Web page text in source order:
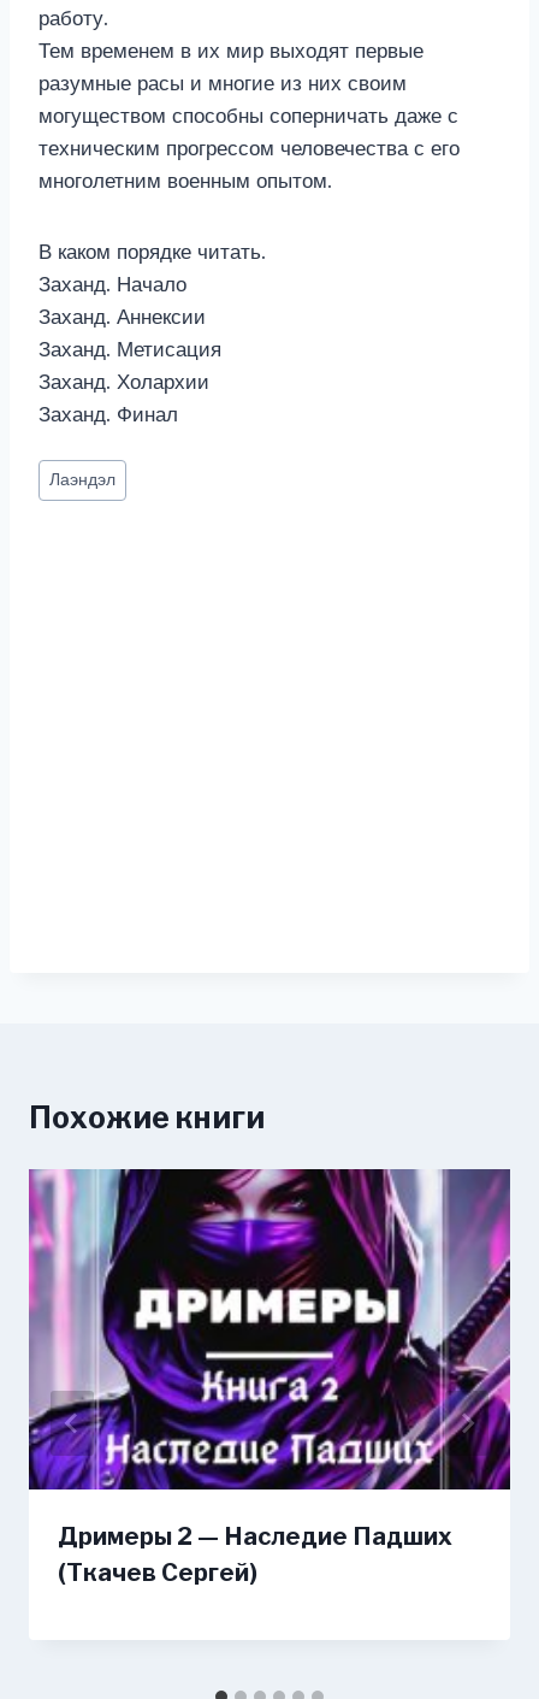
работу.
Тем временем в их мир выходят первые
разумные расы и многие из них своим
могуществом способны соперничать даже с
техническим прогрессом человечества с его
многолетним военным опытом.
В каком порядке читать.
Заханд. Начало
Заханд. Аннексии
Заханд. Метисация
Заханд. Холархии
Заханд. Финал
Метки
записи:
Лаэндэл
Похожие книги
Дримеры 2 — Наследие Падших
(Ткачев Сергей)